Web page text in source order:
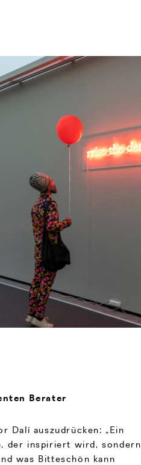
Berater
Dalí auszudrücken: „Ein
der inspiriert wird, sondern
was Bitteschön kann